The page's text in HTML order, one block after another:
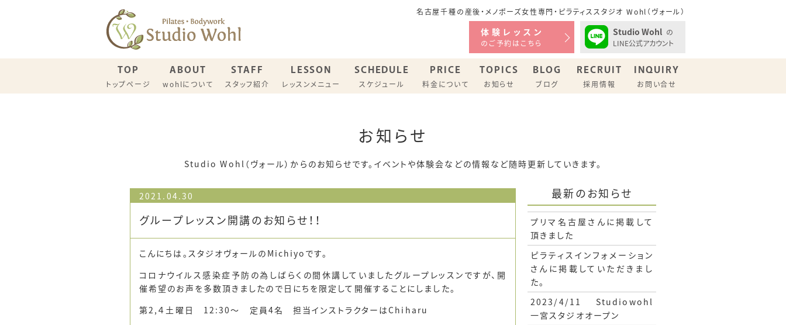
名古屋千種の産後・メノポーズ女性専門・ピラティススタジオ Wohl（ヴォール）
体験レッスン
のご予約はこちら
Studio Wohl の
LINE公式アカウント
TOP
トップページ
ABOUT
wohlについて
STAFF
スタッフ紹介
LESSON
レッスンメニュー
メノポーズピラティス
SCHEDULE
スケジュール
名古屋スタジオ スケジュール
一宮スタジオ スケジュール
PRICE
料金について
TOPICS
お知らせ
BLOG
ブログ
RECRUIT
採用情報
INQUIRY
お問い合せ
お知らせ
Studio Wohl（ヴォール）からのお知らせです。イベントや体験会などの情報など随時更新していきます。
2021.04.30
グループレッスン開講のお知らせ！！
こんにちは。スタジオヴォールのMichiyoです。
コロナウイルス感染症予防の為しばらくの間休講していましたグループレッスンですが、開
催希望のお声を多数頂きましたので日にちを限定して開催することにしました。
第2,４土曜日 12:30～ 定員4名 担当インストラクターはChiharu
最新のお知らせ
プリマ名古屋さんに掲載して
頂きました
ピラティスインフォメーション
さんに掲載していただきまし
た。
2023/4/11 Studiowohl
一宮スタジオオープン